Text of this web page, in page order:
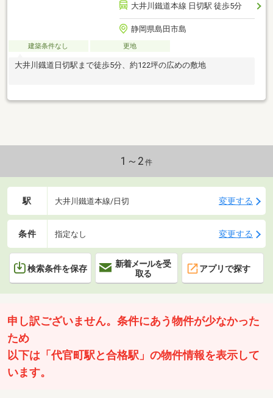
大井川鐵道本線 日切駅 徒歩5分
静岡県島田市島
建築条件なし 更地
大井川鐡道日切駅まで徒歩5分、約122坪の広めの敷地
1～2 件
駅 大井川鐵道本線/日切 変更する
条件 指定なし 変更する
検索条件を保存
新着メールを受
取る
アプリで探す
申し訳ございません。条件にあう物件が少なかった
ため
以下は「代官町駅と合格駅」の物件情報を表示して
います。